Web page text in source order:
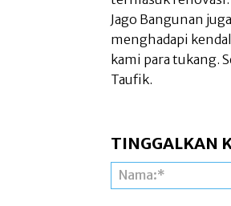
Jago Bangunan
menghadapi
kami para tukang.
Taufik.
TINGGALKAN